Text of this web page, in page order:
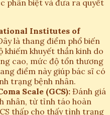
phân biệt và đưa ra quyết
Institutes of
là thang điểm phổ biến
khiếm khuyết thần kinh do
cao, mức độ tổn thương
điểm này giúp bác sĩ có
trạng bệnh nhân.
Scale (GCS): Đánh giá
nhân, từ tỉnh táo hoàn
thấp cho thấy tình trạng